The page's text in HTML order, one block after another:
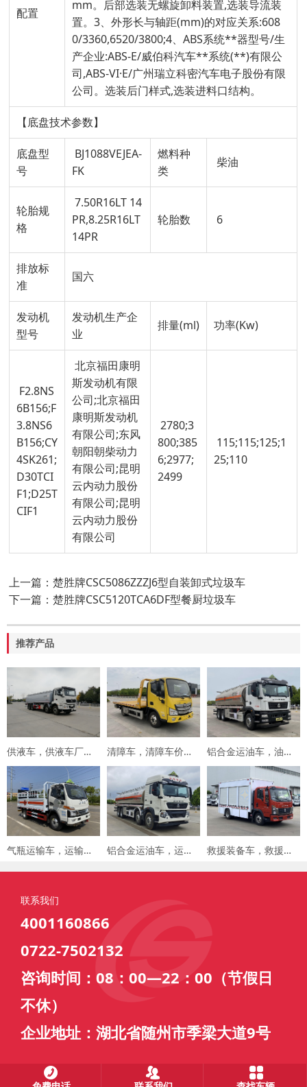
配置
mm。后部选装无螺旋卸料装置,选装导流装
置。3、外形长与轴距(mm)的对应关系:608
0/3360,6520/3800;4、ABS系统**器型号/生
产企业:ABS-E/威伯科汽车**系统(**)有限公
司,ABS-VI·E/广州瑞立科密汽车电子股份有限
公司。选装后门样式,选装进料口结构。
【底盘技术参数】
底盘型
号
BJ1088VEJEA-
FK
燃料种
类
柴油
轮胎规
格
7.50R16LT 14
PR,8.25R16LT
14PR
轮胎数 6
排放标
准
国六
发动机
型号
发动机生产企
业
排量(ml) 功率(Kw)
F2.8NS
6B156;F
3.8NS6
B156;CY
4SK261;
D30TCI
F1;D25T
CIF1
北京福田康明
斯发动机有限
公司;北京福田
康明斯发动机
有限公司;东风
朝阳朝柴动力
有限公司;昆明
云内动力股份
有限公司;昆明
云内动力股份
有限公司
2780;3
800;385
6;2977;
2499
115;115;125;1
25;110
上一篇：楚胜牌CSC5086ZZZJ6型自装卸式垃圾车
下一篇：楚胜牌CSC5120TCA6DF型餐厨垃圾车
推荐产品
供液车，供液车厂家，专用车厂家，楚胜集团 清障车，清障车价格，楚胜集团 铝合金运油车，油罐车，楚胜汽车集团
气瓶运输车，运输车价格，楚胜汽车集团 铝合金运油车，运油车厂家，楚胜汽车集团 救援装备车，救援车，楚胜汽车集团
联系我们
4001160866
0722-7502132
咨询时间：08：00—22：00（节假日
不休）
企业地址：湖北省随州市季梁大道9号